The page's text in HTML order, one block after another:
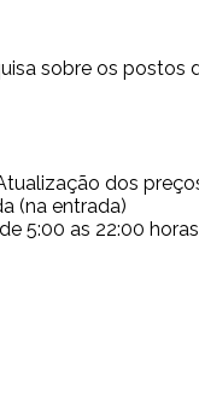
sobre os
dos
(na entrada)
5:00 as 22:00 horas